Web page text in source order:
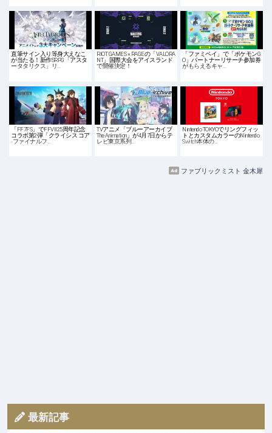
直筆サイン入り等身大えなこ
が当たる！新作SRPG「アスタ
ータタリクス」リ…
RIOT GAMES × RAGEの「VALORA
NT」国際大会をアイスランド
で開催決定！
「ファミペイ」で「ポケモンG
O」パートナーリサーチ参加券
がもらえるキャ…
「FF7FS」でFFVII25周年記念
コラボ第2弾「クライシス コア
-ファイナルフ…
TVアニメ「ブルーアーカイブ
The Animation」が4月7日からテ
レビ東京系列…
Nintendo TOKYOでリングフィッ
トとカスタムカラーのNintendo
Switch本体の…
ファブリックミスト 金木犀
最新記事